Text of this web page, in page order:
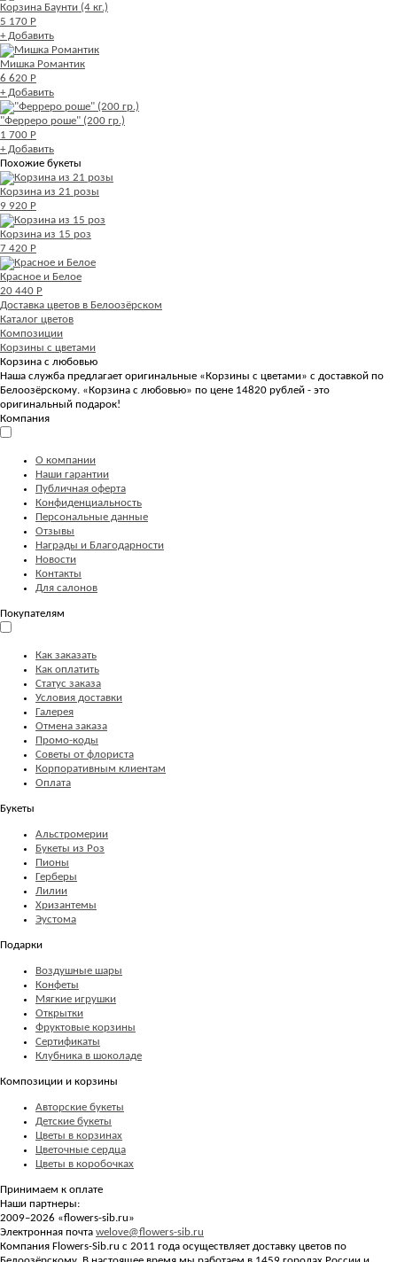
Корзина Баунти (4 кг.)
5 170 Р
+ Добавить
Мишка Романтик
6 620 Р
+ Добавить
"Ферреро роше" (200 гр.)
1 700 Р
+ Добавить
Похожие букеты
Корзина из 21 розы
9 920 Р
Корзина из 15 роз
7 420 Р
Красное и Белое
20 440 Р
Доставка цветов в Белоозёрском
Каталог цветов
Композиции
Корзины с цветами
Корзина с любовью
Наша служба предлагает оригинальные «Корзины с цветами» с доставкой по
Белоозёрскому. «Корзина с любовью» по цене 14820 рублей - это
оригинальный подарок!
Компания
О компании
Наши гарантии
Публичная оферта
Конфиденциальность
Персональные данные
Отзывы
Награды и Благодарности
Новости
Контакты
Для салонов
Покупателям
Как заказать
Как оплатить
Статус заказа
Условия доставки
Галерея
Отмена заказа
Промо-коды
Советы от флориста
Корпоративным клиентам
Оплата
Букеты
Альстромерии
Букеты из Роз
Пионы
Герберы
Лилии
Хризантемы
Эустома
Подарки
Воздушные шары
Конфеты
Мягкие игрушки
Открытки
Фруктовые корзины
Сертификаты
Клубника в шоколаде
Композиции и корзины
Авторские букеты
Детские букеты
Цветы в корзинах
Цветочные сердца
Цветы в коробочках
Принимаем к оплате
Наши партнеры:
2009–2026 «flowers-sib.ru»
Электронная почта welove@flowers-sib.ru
Компания Flowers-Sib.ru с 2011 года осуществляет доставку цветов по